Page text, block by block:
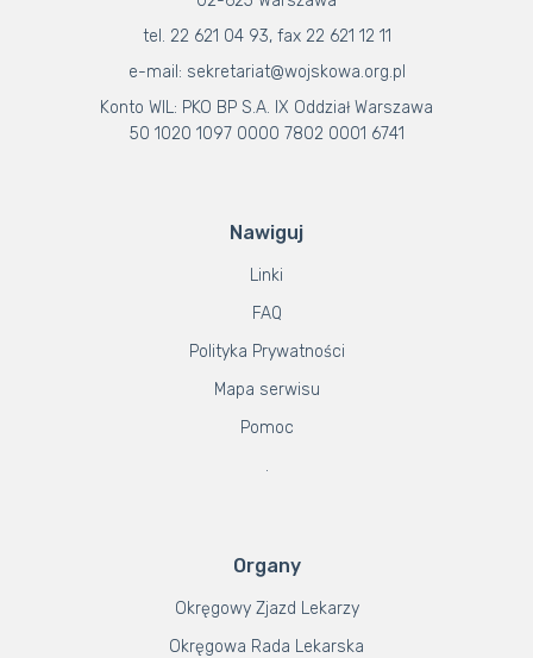
tel. 22 621 04 93, fax 22 621 12 11
e-mail: sekretariat@wojskowa.org.pl
Konto WIL: PKO BP S.A. IX Oddział Warszawa
50 1020 1097 0000 7802 0001 6741
Nawiguj
Linki
FAQ
Polityka Prywatności
Mapa serwisu
Pomoc
.
Organy
Okręgowy Zjazd Lekarzy
Okręgowa Rada Lekarska